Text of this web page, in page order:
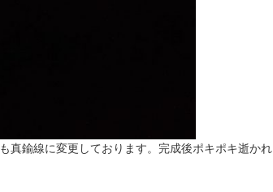
真鍮線に変更しております。完成後ポキポキ逝かれ